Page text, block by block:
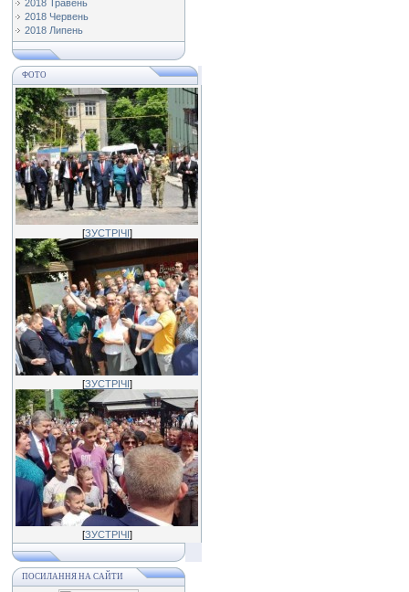
2018 Травень
2018 Червень
2018 Липень
ФОТО
[ЗУСТРІЧІ]
[ЗУСТРІЧІ]
[ЗУСТРІЧІ]
ПОСИЛАННЯ НА САЙТИ